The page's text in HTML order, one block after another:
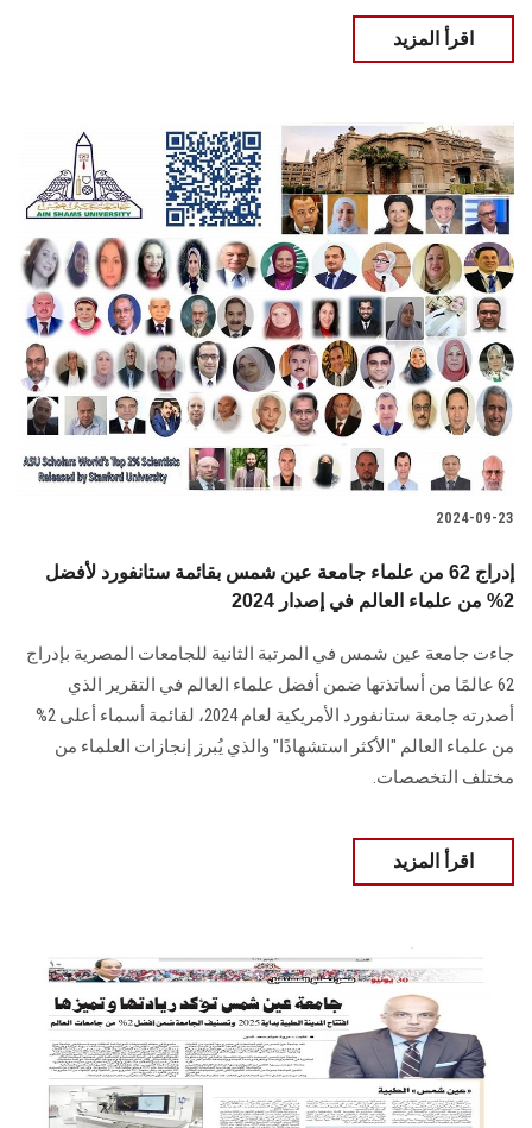
اقرأ المزيد
2024-09-23
إدراج 62 من علماء جامعة عين شمس بقائمة ستانفورد لأفضل
2% من علماء العالم في إصدار 2024
جاءت جامعة عين شمس في المرتبة الثانية للجامعات المصرية بإدراج
62 عالمًا من أساتذتها ‏ضمن أفضل علماء العالم في التقرير الذي
أصدرته جامعة ستانفورد الأمريكية لعام 2024، ‏لقائمة أسماء أعلى 2%
من علماء العالم "الأكثر استشهادًا" والذي يُبرز إنجازات العلماء من
‏مختلف التخصصات‎.‎
اقرأ المزيد